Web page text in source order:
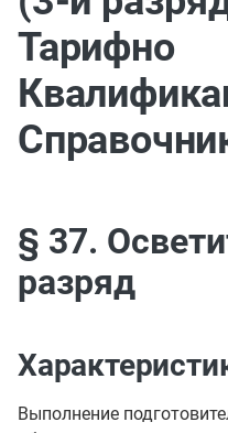
Тарифно
§ 37.
разряд
Выполнение